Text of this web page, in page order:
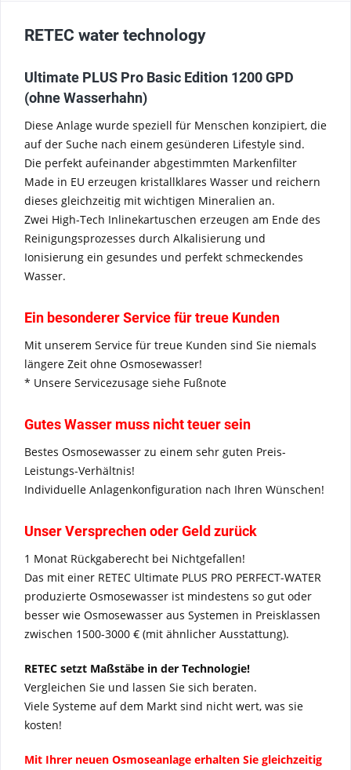
RETEC water technology
Ultimate PLUS Pro Basic Edition 1200 GPD
(ohne Wasserhahn)
Diese Anlage wurde speziell für Menschen konzipiert, die
auf der Suche nach einem gesünderen Lifestyle sind.
Die perfekt aufeinander abgestimmten Markenfilter
Made in EU erzeugen kristallklares Wasser und reichern
dieses gleichzeitig mit wichtigen Mineralien an.
Zwei High-Tech Inlinekartuschen erzeugen am Ende des
Reinigungsprozesses durch Alkalisierung und
Ionisierung ein gesundes und perfekt schmeckendes
Wasser.
Ein besonderer Service für treue Kunden
Mit unserem Service für treue Kunden sind Sie niemals
längere Zeit ohne Osmosewasser!
* Unsere Servicezusage siehe Fußnote
Gutes Wasser muss nicht teuer sein
Bestes Osmosewasser zu einem sehr guten Preis-
Leistungs-Verhältnis!
Individuelle Anlagenkonfiguration nach Ihren Wünschen!
Unser Versprechen oder Geld zurück
1 Monat Rückgaberecht bei Nichtgefallen!
Das mit einer RETEC Ultimate PLUS PRO PERFECT-WATER
produzierte Osmosewasser ist mindestens so gut oder
besser wie Osmosewasser aus Systemen in Preisklassen
zwischen 1500-3000 € (mit ähnlicher Ausstattung).
RETEC setzt Maßstäbe in der Technologie!
Vergleichen Sie und lassen Sie sich beraten.
Viele Systeme auf dem Markt sind nicht wert, was sie
kosten!
Mit Ihrer neuen Osmoseanlage erhalten Sie gleichzeitig